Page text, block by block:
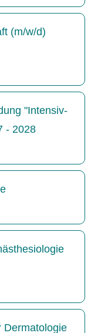
(m/w/d)
"Intensiv-
- 2028
Dermatologie